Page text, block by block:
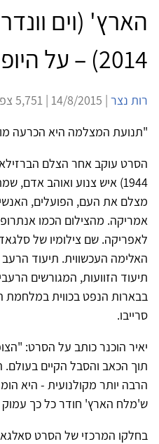
הארץ' (וים
2014) – על היופי ועל האשמה.
רות נצר | 14/8/2015 | 5,751 צפיות |
"תנועת המצלמה היא הכרעה
הסרט עוקב אחר הצלם
1944) איש צנוע ואוהב אדם,
מצלם את העם, הפועלים,
אמריקה. מהצילום הכמו
לאפריקה. שם צילומיו של
האלימה העכשווית. תיעוד
תיעוד הזוועות, המגורשים
בבארות הנפט בכווית
סרייבו.
יאיר הוכנר כותב על הסרט:
תוך הכאב והסבל הקיים בעולם.
הרבה יותר מקולנועית - היא
ש'מלח הארץ' חודר כל כך עמוק
בחלקו המרכזי של הסרט